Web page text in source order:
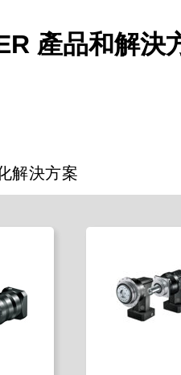
產品和解決
解決方案